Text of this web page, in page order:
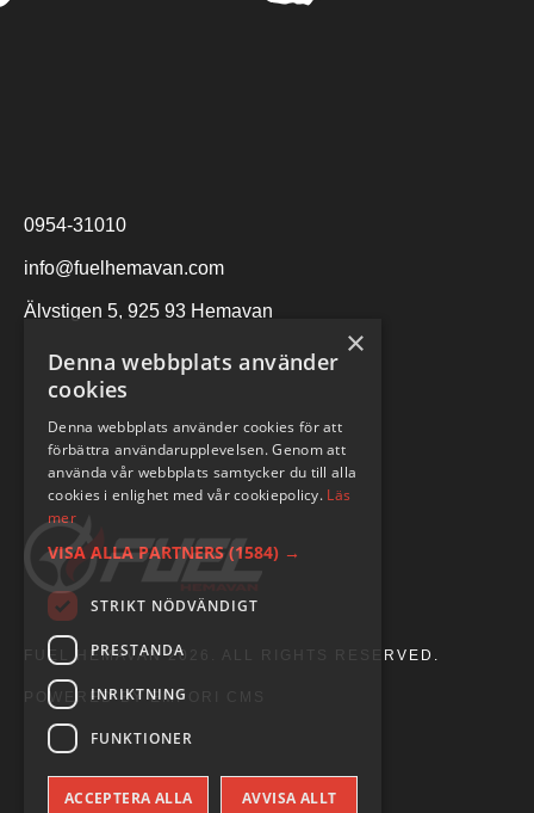
0954-31010
info@fuelhemavan.com
Älvstigen 5, 925 93 Hemavan
FUEL HEMAVAN 2026. ALL RIGHTS RESERVED.
POWERED BY EMPORI CMS
×
Denna webbplats använder
cookies
Denna webbplats använder cookies för att
förbättra användarupplevelsen. Genom att
använda vår webbplats samtycker du till alla
cookies i enlighet med vår cookiepolicy. Läs
mer
VISA ALLA PARTNERS (1584) →
STRIKT NÖDVÄNDIGT
PRESTANDA
INRIKTNING
FUNKTIONER
ACCEPTERA ALLA AVVISA ALLT